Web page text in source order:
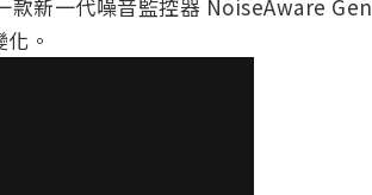
款新一代噪音監控器 NoiseAware Gen
。